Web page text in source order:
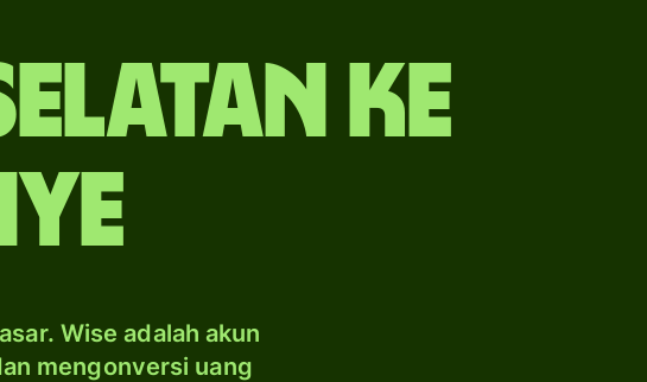
ke
Wise adalah akun
mengonversi uang